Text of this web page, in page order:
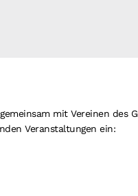
mit Vereinen
Veranstaltungen ein: